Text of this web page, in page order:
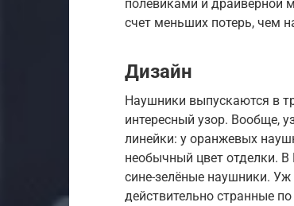
полевиками и драйверной
счет меньших потерь, чем
Дизайн
Наушники выпускаются в
интересный узор. Вообще,
линейки: у оранжевых
необычный цвет отделки. В
сине-зелёные наушники.
действительно странные